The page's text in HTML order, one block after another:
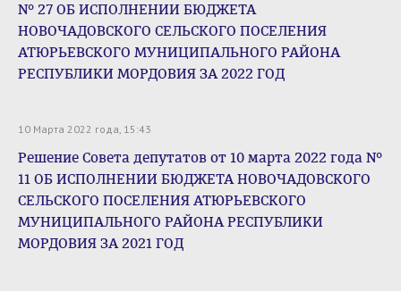
№ 27 ОБ ИСПОЛНЕНИИ БЮДЖЕТА
НОВОЧАДОВСКОГО СЕЛЬСКОГО ПОСЕЛЕНИЯ
АТЮРЬЕВСКОГО МУНИЦИПАЛЬНОГО РАЙОНА
РЕСПУБЛИКИ МОРДОВИЯ ЗА 2022 ГОД
10 Марта 2022 года, 15:43
Решение Совета депутатов от 10 марта 2022 года №
11 ОБ ИСПОЛНЕНИИ БЮДЖЕТА НОВОЧАДОВСКОГО
СЕЛЬСКОГО ПОСЕЛЕНИЯ АТЮРЬЕВСКОГО
МУНИЦИПАЛЬНОГО РАЙОНА РЕСПУБЛИКИ
МОРДОВИЯ ЗА 2021 ГОД